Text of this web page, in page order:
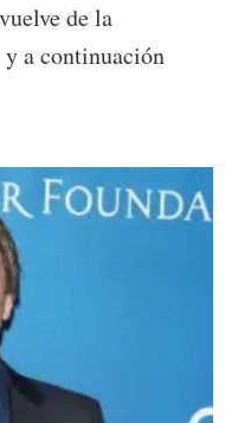
de la
a continuación